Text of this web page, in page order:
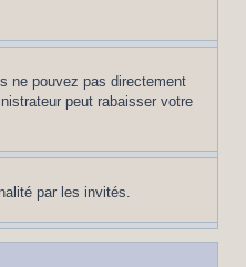
ne pouvez pas directement
peut rabaisser votre
par les invités.